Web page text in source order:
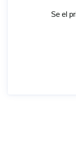
Se el